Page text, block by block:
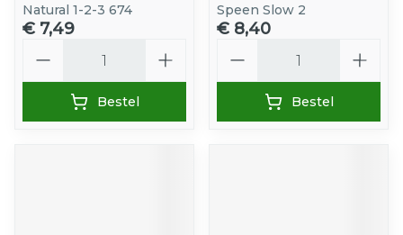
Natural 1-2-3 674
€ 7,49
Bestel
Speen Slow 2
€ 8,40
Bestel